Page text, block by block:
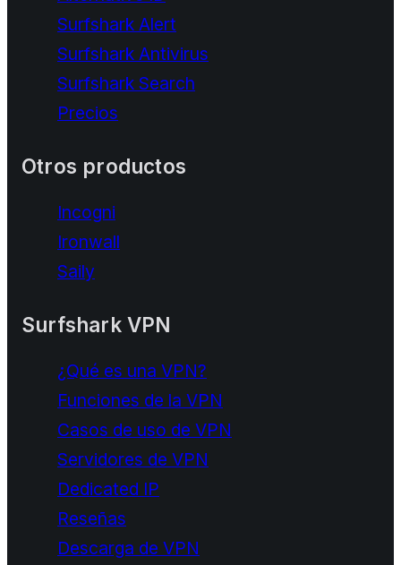
Surfshark Alert
Surfshark Antivirus
Surfshark Search
Precios
Otros productos
Incogni
Ironwall
Saily
Surfshark VPN
¿Qué es una VPN?
Funciones de la VPN
Casos de uso de VPN
Servidores de VPN
Dedicated IP
Reseñas
Descarga de VPN